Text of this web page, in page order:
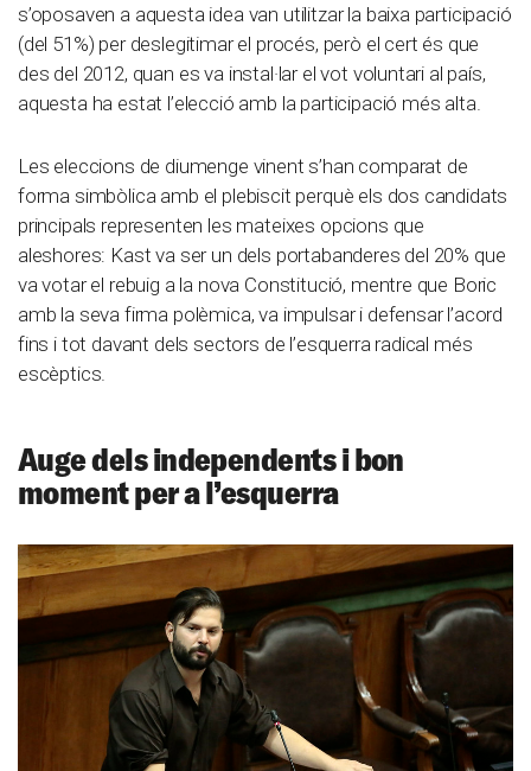
s’oposaven a aquesta idea van utilitzar la baixa participació
(del 51%) per deslegitimar el procés, però el cert és que
des del 2012, quan es va instal·lar el vot voluntari al país,
aquesta ha estat l’elecció amb la participació més alta.
Les eleccions de diumenge vinent s’han comparat de
forma simbòlica amb el plebiscit perquè els dos candidats
principals representen les mateixes opcions que
aleshores: Kast va ser un dels portabanderes del 20% que
va votar el rebuig a la nova Constitució, mentre que Boric
amb la seva firma polèmica, va impulsar i defensar l’acord
fins i tot davant dels sectors de l’esquerra radical més
escèptics.
Auge dels independents i bon
moment per a l’esquerra